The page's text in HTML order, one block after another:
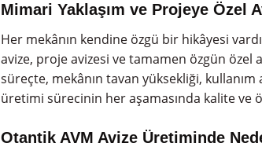
Mimari Yaklaşım ve Projeye Özel
Her mekânın kendine özgü bir hikâyesi
avize, proje avizesi ve tamamen özgün
süreçte, mekânın tavan yüksekliği,
üretimi sürecinin her aşamasında kalite ve
Otantik AVM Avize Üretiminde